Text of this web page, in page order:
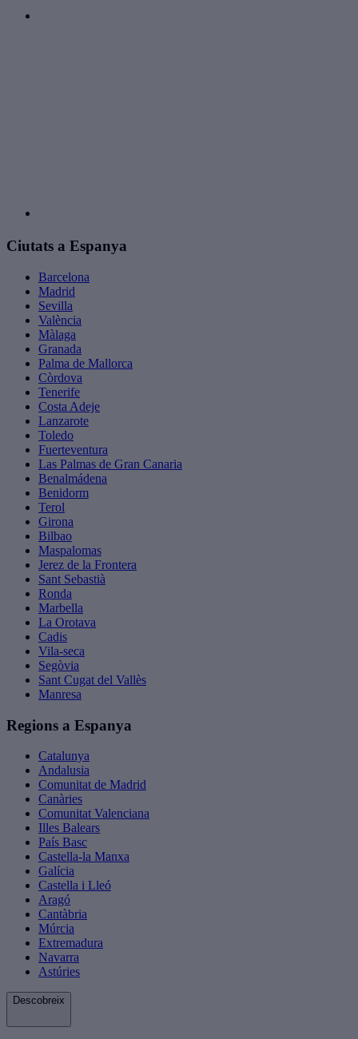
Ciutats a Espanya
Barcelona
Madrid
Sevilla
València
Màlaga
Granada
Palma de Mallorca
Còrdova
Tenerife
Costa Adeje
Lanzarote
Toledo
Fuerteventura
Las Palmas de Gran Canaria
Benalmádena
Benidorm
Terol
Girona
Bilbao
Maspalomas
Jerez de la Frontera
Sant Sebastià
Ronda
Marbella
La Orotava
Cadis
Vila-seca
Segòvia
Sant Cugat del Vallès
Manresa
Regions a Espanya
Catalunya
Andalusia
Comunitat de Madrid
Canàries
Comunitat Valenciana
Illes Balears
País Basc
Castella-la Manxa
Galícia
Castella i Lleó
Aragó
Cantàbria
Múrcia
Extremadura
Navarra
Astúries
Descobreix